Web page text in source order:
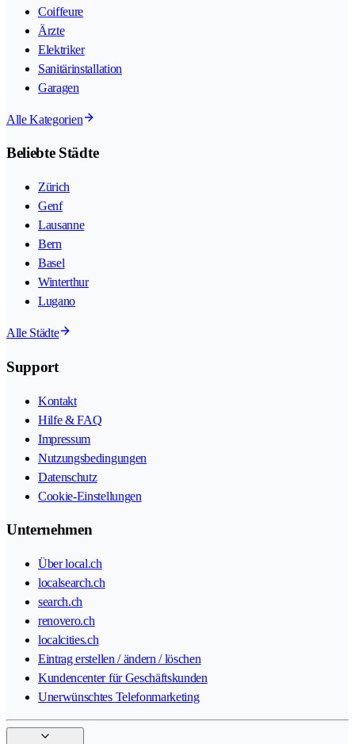
Coiffeure
Ärzte
Elektriker
Sanitärinstallation
Garagen
Alle Kategorien
Beliebte Städte
Zürich
Genf
Lausanne
Bern
Basel
Winterthur
Lugano
Alle Städte
Support
Kontakt
Hilfe & FAQ
Impressum
Nutzungsbedingungen
Datenschutz
Cookie-Einstellungen
Unternehmen
Über local.ch
localsearch.ch
search.ch
renovero.ch
localcities.ch
Eintrag erstellen / ändern / löschen
Kundencenter für Geschäftskunden
Unerwünschtes Telefonmarketing